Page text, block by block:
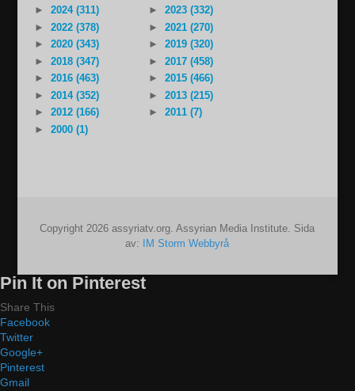
►
2024 (311) ►
2023 (332)
►
2022 (378) ►
2021 (270)
►
2020 (343) ►
2019 (320)
►
2018 (347) ►
2017 (458)
►
2016 (463) ►
2015 (466)
►
2014 (352) ►
2013 (215)
►
2012 (166) ►
2011 (7)
►
2000 (1)
Copyright 2026 assyriatv.org. Assyrian Media Institute. Sida
av:
IM Storm Webbyrå
Pin It on Pinterest
Share This
Facebook
Twitter
Google+
Pinterest
Gmail